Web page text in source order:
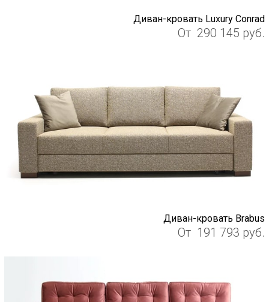
Диван-кровать Luxury Conrad
От 290 145 руб.
Диван-кровать Brabus
От 191 793 руб.